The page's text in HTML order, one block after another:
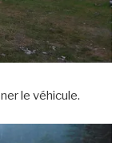
le véhicule.